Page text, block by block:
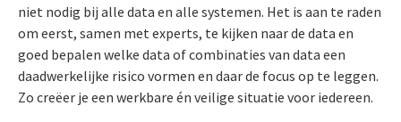
niet nodig bij alle data en alle systemen. Het is aan te raden
om eerst, samen met experts, te kijken naar de data en
goed bepalen welke data of combinaties van data een
daadwerkelijke risico vormen en daar de focus op te leggen.
Zo creëer je een werkbare én veilige situatie voor iedereen.